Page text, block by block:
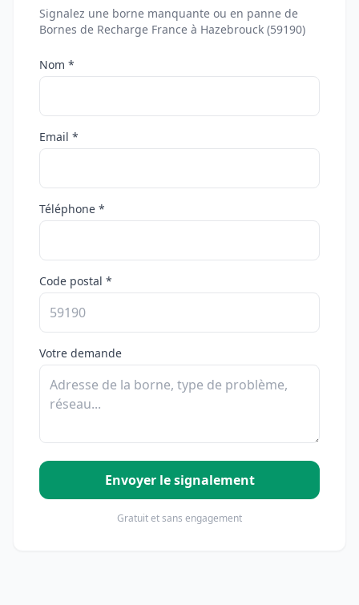
Signalez une borne manquante ou en panne de
Bornes de Recharge France à Hazebrouck (59190)
Nom *
Email *
Téléphone *
Code postal *
Votre demande
Envoyer le signalement
Gratuit et sans engagement